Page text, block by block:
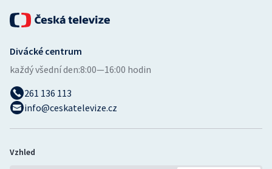
Divácké centrum
každý všední den:8:00—16:00 hodin
261 136 113
info@ceskatelevize.cz
Vzhled